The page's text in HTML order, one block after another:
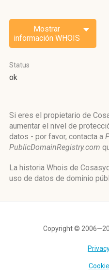
Mostrar
información WHOIS
Status
ok
Si eres el propietario de
aumentar el nivel de
datos - por favor, contacta a
PublicDomainRegistry.com
La historia Whois de
uso de datos de dominio
Copyright ©